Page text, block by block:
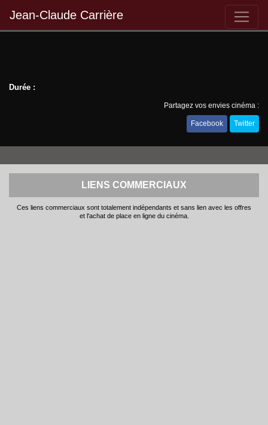
Jean-Claude Carrière
Durée :
Partagez vos envies cinéma :
Facebook Twitter
LIENS COMMERCIAUX
Ces liens commerciaux sont totalement indépendants et sans lien avec les offres
et l'achat de place en ligne du cinéma.